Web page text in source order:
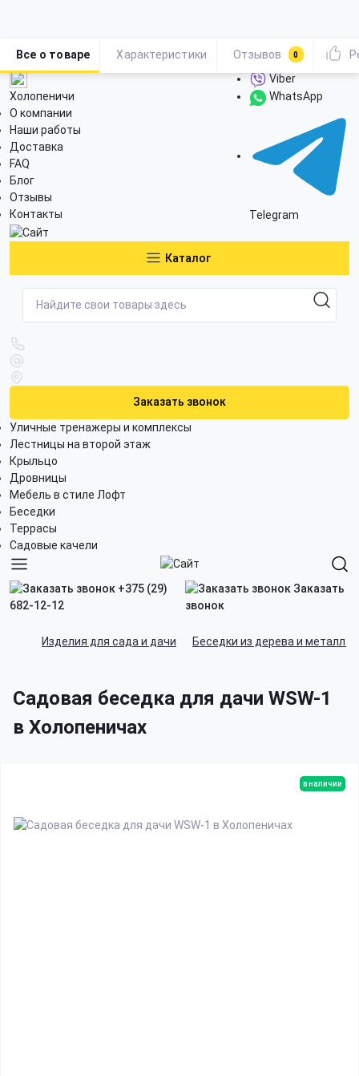
Холопеничи
О компании
Наши работы
Доставка
FAQ
Блог
Отзывы
Контакты
Viber
WhatsApp
Telegram
Каталог
Заказать звонок
Уличные тренажеры и комплексы
Лестницы на второй этаж
Крыльцо
Дровницы
Мебель в стиле Лофт
Беседки
Террасы
Садовые качели
+375 (29)
682-12-12
Заказать
звонок
Изделия для сада и дачи Беседки из дерева и металла
Садовая беседка для дачи WSW-1
в Холопеничах
Все о товаре Характеристики Отзывов 0
в наличии